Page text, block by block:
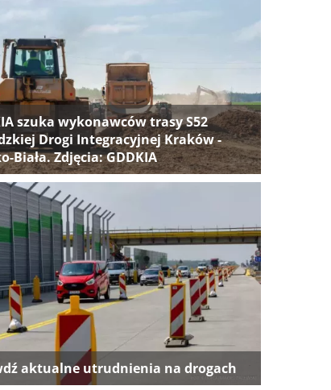
szuka wykonawców trasy S52
Drogi Integracyjnej Kraków -
Biała. Zdjęcia: GDDKIA
aktualne utrudnienia na drogach